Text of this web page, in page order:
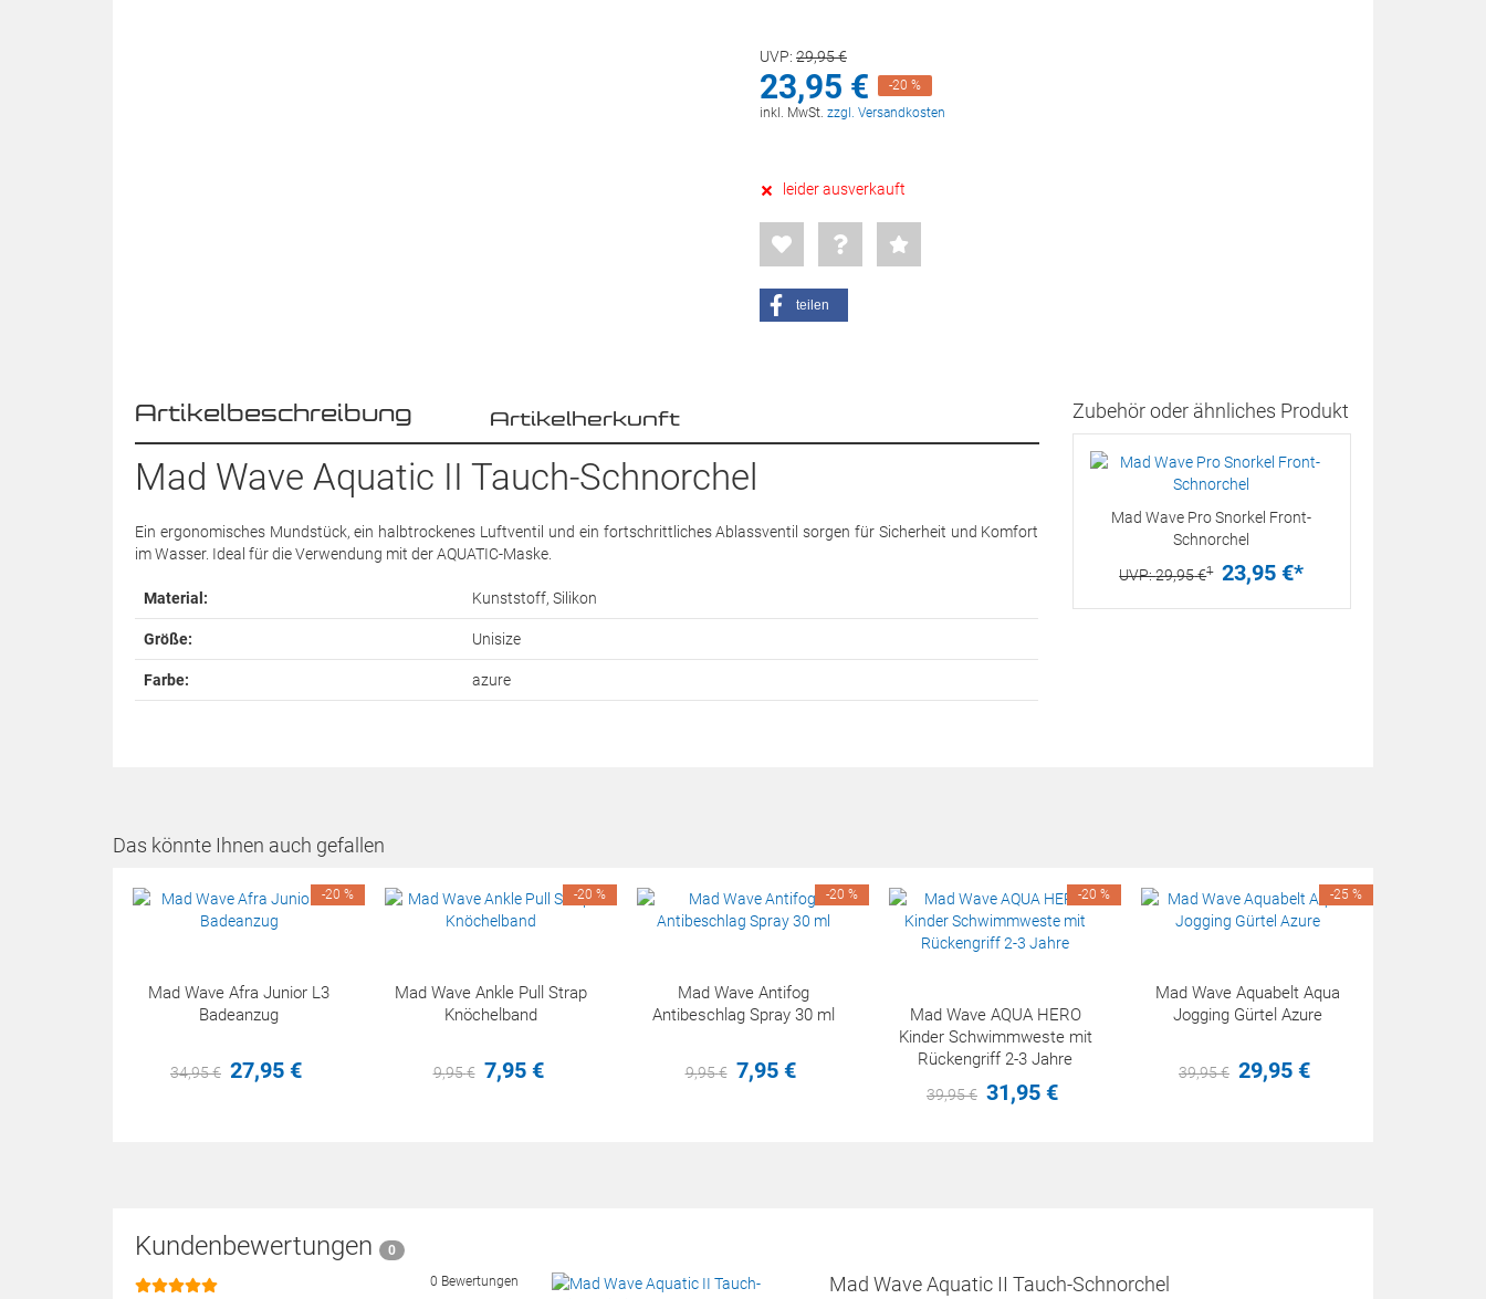
UVP: 29,95€
23,95 €
-20 %
inkl. MwSt. zzgl. Versandkosten
leider ausverkauft
teilen
Artikelbeschreibung Artikelherkunft
Mad Wave Aquatic II Tauch-Schnorchel
Ein ergonomisches Mundstück, ein halbtrockenes Luftventil und ein fortschrittliches Ablassventil sorgen für Sicherheit und Komfort
im Wasser. Ideal für die Verwendung mit der AQUATIC-Maske.
Material: Kunststoff, Silikon
Größe: Unisize
Farbe: azure
Zubehör oder ähnliches Produkt
Mad Wave Pro Snorkel Front-
Schnorchel
UVP:29,95€1 23,95 €*
Das könnte Ihnen auch gefallen
Mad Wave Afra Junior L3
Badeanzug
34,95€ 27,95 €
-20 %
Mad Wave Ankle Pull Strap
Knöchelband
9,95€ 7,95 €
-20 %
Mad Wave Antifog
Antibeschlag Spray 30 ml
9,95€ 7,95 €
-20 %
Mad Wave AQUA HERO
Kinder Schwimmweste mit
Rückengriff 2-3 Jahre
39,95€ 31,95 €
-20 %
Mad Wave Aquabelt Aqua
Jogging Gürtel Azure
39,95€ 29,95 €
-25 %
Kundenbewertungen
0
0 Bewertungen
Mad Wave Aquatic II Tauch-Schnorchel